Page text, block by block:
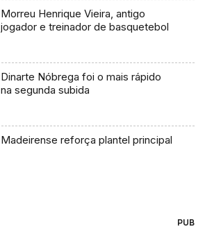
Morreu Henrique Vieira, antigo
jogador e treinador de basquetebol
Dinarte Nóbrega foi o mais rápido
na segunda subida
Madeirense reforça plantel principal
PUB